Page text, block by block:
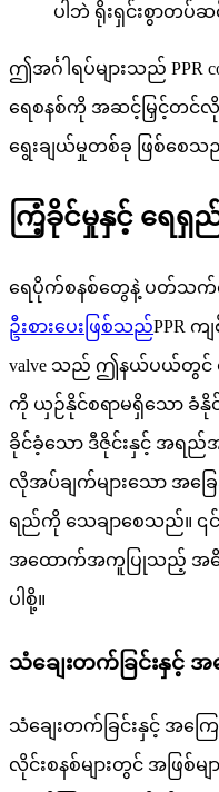
ပါဘဲ ရိုးရှင်းစွာတပ်
ဤအင်္ဂါရပ်များသည် PPR
ရေစနစ်ကို အဆင့်မြှင့်တ
ရွေးချယ်မှုတစ်ခု ဖြစ်စေသ
ကြံ့ခိုင်မှုနှင့် ရေရှ
ရေပိုက်စနစ်တွေနဲ့ ပတ်သက်
ဦးစားပေးဖြစ်သည်PPR က
valve သည် ဤနယ်ပယ်တွင်
ကို ယှဉ်နိုင်စရာမရှိသော ခံ
ခိုင်ခံ့သော ဒီဇိုင်းနှင့် အရည်အ
လိုအပ်ချက်များသော အခြ
ရည်ကို သေချာစေသည်။ ၎
အထောက်အကူပြုသည့် အဓိ
ပါစို့။
သံချေးတက်ခြင်းနှင့် အ
သံချေးတက်ခြင်းနှင့် အကြ
လိုင်းစနစ်များတွင် အဖြစ်မ